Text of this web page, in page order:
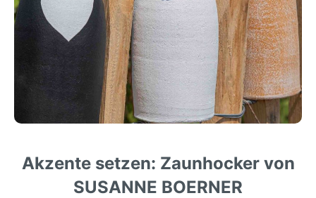
Akzente setzen: Zaunhocker von
SUSANNE BOERNER